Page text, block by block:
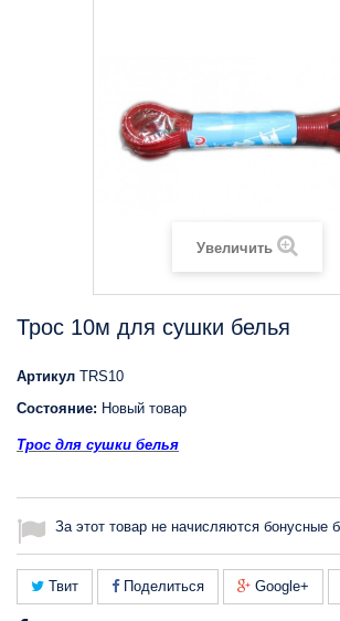
Увеличить
Трос 10м для сушки белья
Артикул TRS10
Состояние: Новый товар
Трос для сушки белья
За этот товар не начисляются бонусные
Твит Поделиться Google+